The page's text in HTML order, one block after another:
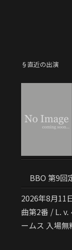
§直近の出演
BBO 第9回
2026年8月11
曲第2番 / L.
ームス 入場